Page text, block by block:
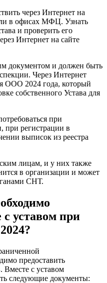
через Интернет на
в офисах МФЦ. Узнать
и проверить его
Интернет на сайте
документом и должен быть
Через Интернет
ООО 2024 года, который
собственного Устава для
при
при регистрации в
выписок из реестра
лицам, и у них также
в организации и может
СНТ.
с уставом при
предоставить
Вместе с уставом
следующие документы: